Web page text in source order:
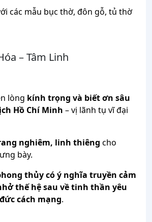
các mẫu bục thờ, đôn gỗ, tủ thờ
– Tâm Linh
lòng kính trọng và biết ơn sâu
Hồ Chí Minh – vị lãnh tụ vĩ đại
nghiêm, linh thiêng cho
bày.
thủy có ý nghĩa truyền cảm
thế hệ sau về tinh thần yêu
cách mạng.